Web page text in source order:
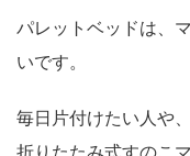
パレットベッドは、
いです。
毎日片付けたい人や